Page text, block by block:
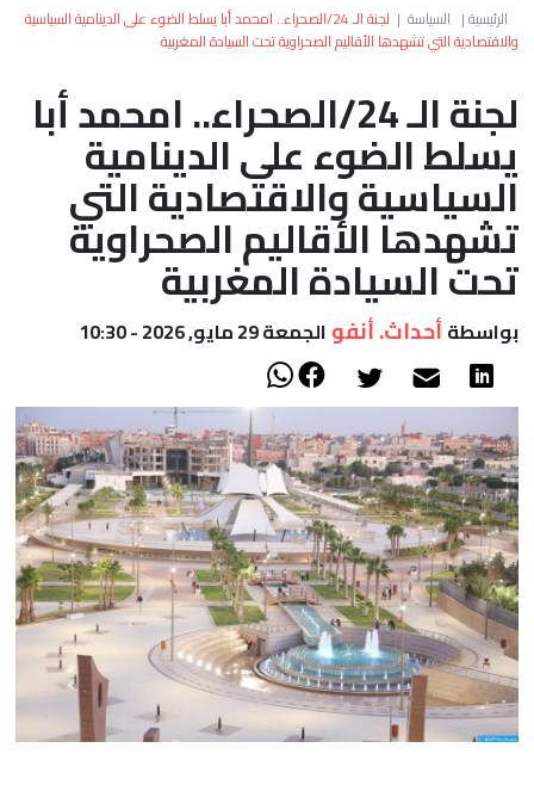
العالم
الصحراء
الرئيسية| السياسة |
لجنة الـ 24/الصحراء.. امحمد أبا يسلط الضوء على الدينامية السياسية
والاقتصادية التي تشهدها الأقاليم الصحراوية تحت السيادة المغربية
لجنة الـ 24/الصحراء.. امحمد أبا
يسلط الضوء على الدينامية
السياسية والاقتصادية التي
تشهدها الأقاليم الصحراوية
تحت السيادة المغربية
بواسطة أحداث. أنفو الجمعة 29 مايو, 2026 - 10:30